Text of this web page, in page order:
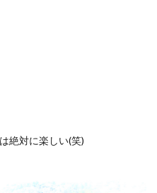
絶対に楽しい(笑)